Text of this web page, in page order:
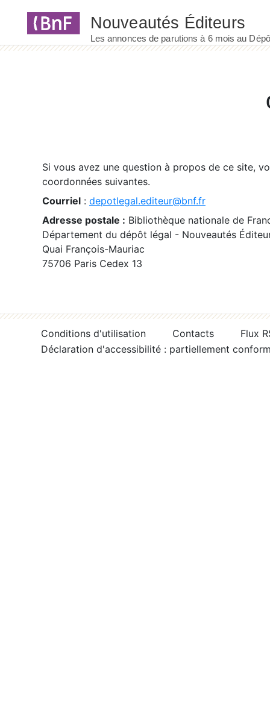
Si vous avez une question à propos de ce site,
coordonnées suivantes.
Courriel : depotlegal.editeur@bnf.fr
Adresse postale : Bibliothèque nationale de
Département du dépôt légal - Nouveautés
Quai François-Mauriac
75706 Paris Cedex 13
Conditions d'utilisation Contacts
Flux
Déclaration d'accessibilité : partiellement